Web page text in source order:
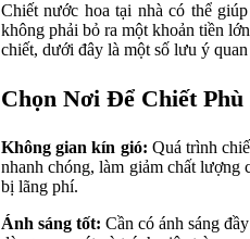
Chiết nước hoa tại nhà có thể
không phải bỏ ra một khoản tiền
chiết, dưới đây là một số lưu ý
Chọn Nơi Để Chiết Phù
Không gian kín gió: Quá trình
nhanh chóng, làm giảm chất lượng
bị lãng phí.
Ánh sáng tốt: Cần có ánh sáng